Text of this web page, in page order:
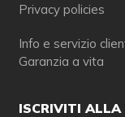
Privacy policies
Info e servizio
Garanzia a vita
ISCRIVITI